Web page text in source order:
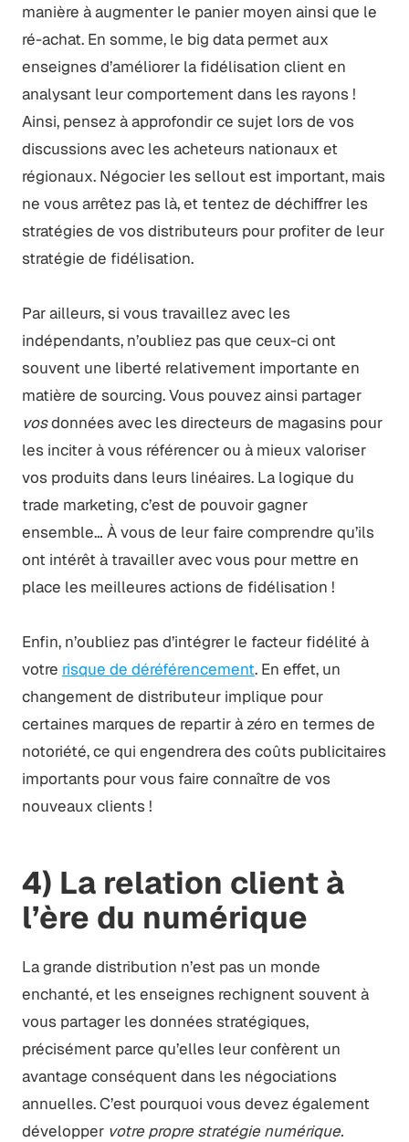
manière à augmenter le panier moyen ainsi que le
ré-achat. En somme, le big data permet aux
enseignes d’améliorer la fidélisation client en
analysant leur comportement dans les rayons !
Ainsi, pensez à approfondir ce sujet lors de vos
discussions avec les acheteurs nationaux et
régionaux. Négocier les sellout est important, mais
ne vous arrêtez pas là, et tentez de déchiffrer les
stratégies de vos distributeurs pour profiter de leur
stratégie de fidélisation.
Par ailleurs, si vous travaillez avec les
indépendants, n’oubliez pas que ceux-ci ont
souvent une liberté relativement importante en
matière de sourcing. Vous pouvez ainsi partager
vosdonnées avec les directeurs de magasins pour
les inciter à vous référencer ou à mieux valoriser
vos produits dans leurs linéaires. La logique du
trade marketing, c’est de pouvoir gagner
ensemble… À vous de leur faire comprendre qu’ils
ont intérêt à travailler avec vous pour mettre en
place les meilleures actions de fidélisation !
Enfin, n’oubliez pas d’intégrer le facteur fidélité à
votre risque de déréférencement. En effet, un
changement de distributeur implique pour
certaines marques de repartir à zéro en termes de
notoriété, ce qui engendrera des coûts publicitaires
importants pour vous faire connaître de vos
nouveaux clients !
4) La relation client à
l’ère du numérique
La grande distribution n’est pas un monde
enchanté, et les enseignes rechignent souvent à
vous partager les données stratégiques,
précisément parce qu’elles leur confèrent un
avantage conséquent dans les négociations
annuelles. C’est pourquoi vous devez également
développer votre propre stratégie numérique.